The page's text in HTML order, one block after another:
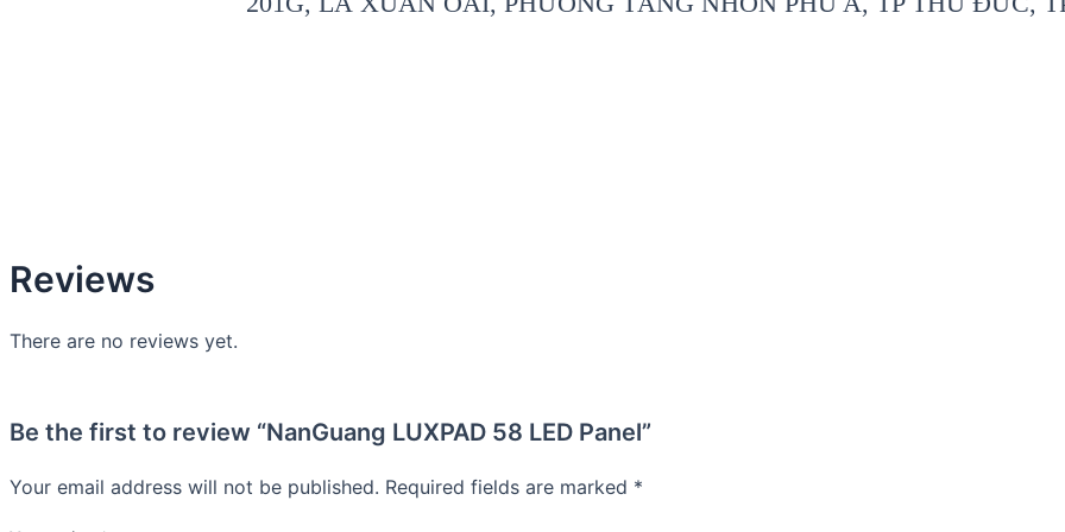
Reviews
There are no reviews yet.
Be the first to review “NanGuang LUXPAD 58 LED Panel”
Your email address will not be published. Required fields are marked *